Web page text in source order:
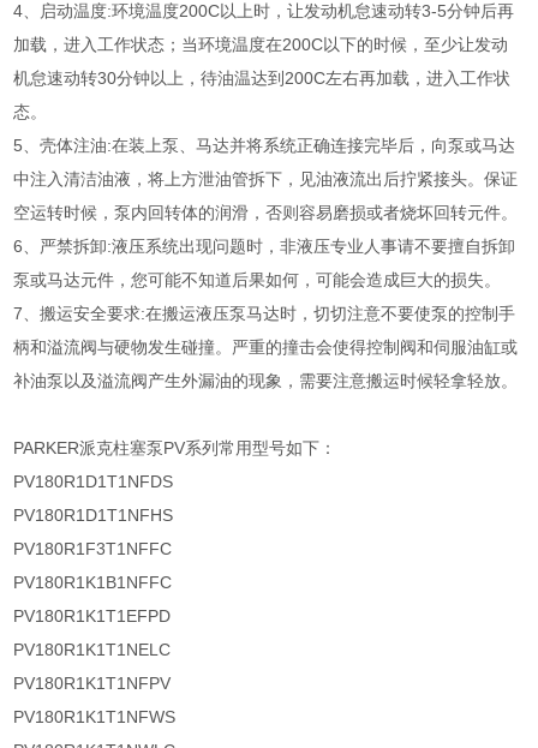
4、启动温度:环境温度200C以上时，让发动机怠速动转3-5分钟后再
加载，进入工作状态；当环境温度在200C以下的时候，至少让发动
机怠速动转30分钟以上，待油温达到200C左右再加载，进入工作状
态。
5、壳体注油:在装上泵、马达并将系统正确连接完毕后，向泵或马达
中注入清洁油液，将上方泄油管拆下，见油液流出后拧紧接头。保证
空运转时候，泵内回转体的润滑，否则容易磨损或者烧坏回转元件。
6、严禁拆卸:液压系统出现问题时，非液压专业人事请不要擅自拆卸
泵或马达元件，您可能不知道后果如何，可能会造成巨大的损失。
7、搬运安全要求:在搬运液压泵马达时，切切注意不要使泵的控制手
柄和溢流阀与硬物发生碰撞。严重的撞击会使得控制阀和伺服油缸或
补油泵以及溢流阀产生外漏油的现象，需要注意搬运时候轻拿轻放。
PARKER派克柱塞泵PV系列常用型号如下：
PV180R1D1T1NFDS
PV180R1D1T1NFHS
PV180R1F3T1NFFC
PV180R1K1B1NFFC
PV180R1K1T1EFPD
PV180R1K1T1NELC
PV180R1K1T1NFPV
PV180R1K1T1NFWS